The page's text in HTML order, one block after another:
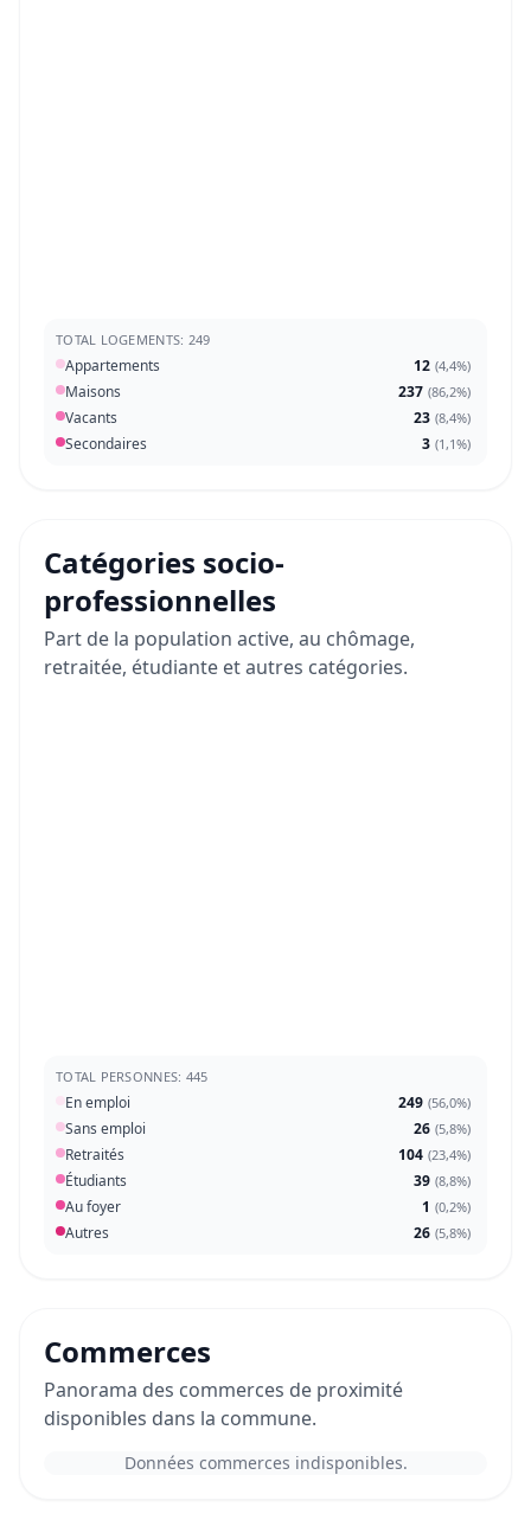
TOTAL LOGEMENTS: 249
Appartements 12 (4,4%)
Maisons 237 (86,2%)
Vacants 23 (8,4%)
Secondaires 3 (1,1%)
Catégories socio-
professionnelles
Part de la population active, au chômage,
retraitée, étudiante et autres catégories.
TOTAL PERSONNES: 445
En emploi 249 (56,0%)
Sans emploi 26 (5,8%)
Retraités 104 (23,4%)
Étudiants 39 (8,8%)
Au foyer 1 (0,2%)
Autres 26 (5,8%)
Commerces
Panorama des commerces de proximité
disponibles dans la commune.
Données commerces indisponibles.